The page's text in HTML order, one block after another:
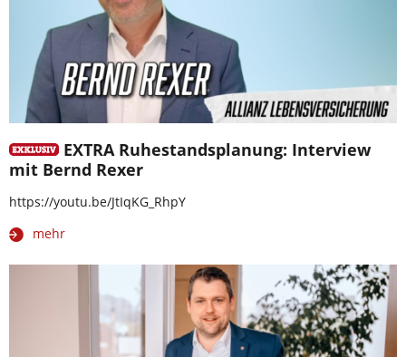
EXTRA Ruhestandsplanung: Interview
mit Bernd Rexer
https://youtu.be/JtIqKG_RhpY
mehr